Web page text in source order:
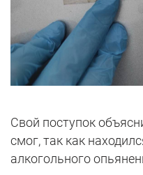
Свой поступок
смог, так как
алкогольного